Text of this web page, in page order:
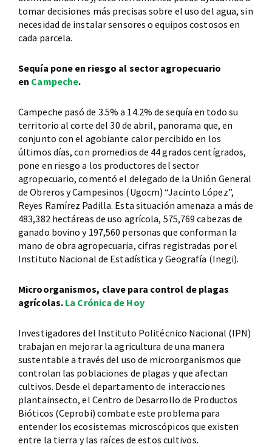
tomar decisiones más precisas sobre el uso del agua, sin
necesidad de instalar sensores o equipos costosos en
cada parcela.
Sequía pone en riesgo al sector agropecuario
en Campeche.
Campeche pasó de 3.5% a 14.2% de sequía en todo su
territorio al corte del 30 de abril, panorama que, en
conjunto con el agobiante calor percibido en los
últimos días, con promedios de 44 grados centígrados,
pone en riesgo a los productores del sector
agropecuario, comentó el delegado de la Unión General
de Obreros y Campesinos (Ugocm) “Jacinto López”,
Reyes Ramírez Padilla. Esta situación amenaza a más de
483,382 hectáreas de uso agrícola, 575,769 cabezas de
ganado bovino y 197,560 personas que conforman la
mano de obra agropecuaria, cifras registradas por el
Instituto Nacional de Estadística y Geografía (Inegi).
Microorganismos, clave para control de plagas
agrícolas. La Crónica de Hoy
Investigadores del Instituto Politécnico Nacional (IPN)
trabajan en mejorar la agricultura de una manera
sustentable a través del uso de microorganismos que
controlan las poblaciones de plagas y que afectan
cultivos. Desde el departamento de interacciones
plantainsecto, el Centro de Desarrollo de Productos
Bióticos (Ceprobi) combate este problema para
entender los ecosistemas microscópicos que existen
entre la tierra y las raíces de estos cultivos.